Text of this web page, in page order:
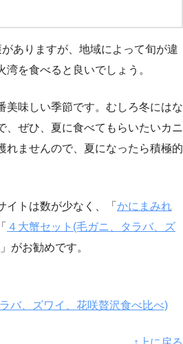
ありますが、地域によって旬が違
を食べると良いでしょう。
美味しい季節です。むしろ冬にはな
、ぜひ、夏に食べてもらいたいカニ
れませんので、夏になったら積極的
イトは数が少なく、「 かにまみれ
４大蟹セット(毛ガニ、タラバ、ズ
」がお勧めです。
バ、ズワイ、花咲贅沢食べ比べ)